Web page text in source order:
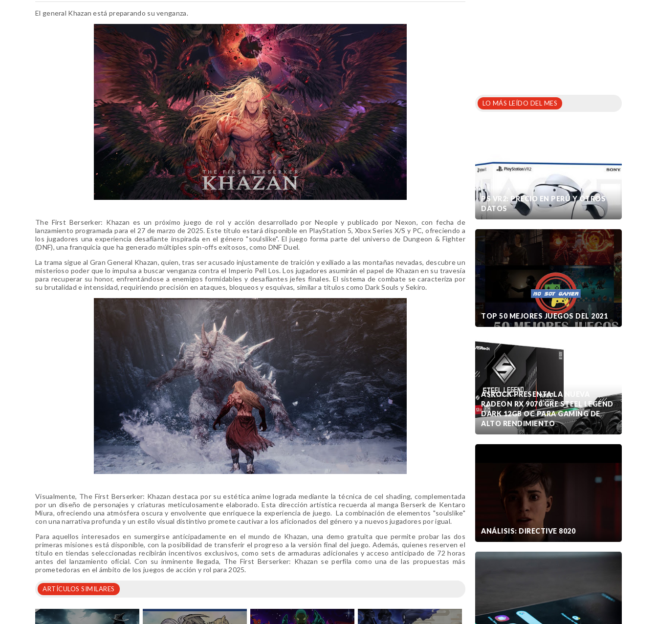
El general Khazan está preparando su venganza.
The First Berserker: Khazan es un próximo juego de rol y acción desarrollado por Neople y publicado por Nexon, con fecha de
lanzamiento programada para el 27 de marzo de 2025. Este título estará disponible en PlayStation 5, Xbox Series X/S y PC, ofreciendo a
los jugadores una experiencia desafiante inspirada en el género "soulslike". El juego forma parte del universo de Dungeon & Fighter
(DNF), una franquicia que ha generado múltiples spin-offs exitosos, como DNF Duel.
La trama sigue al Gran General Khazan, quien, tras ser acusado injustamente de traición y exiliado a las montañas nevadas, descubre un
misterioso poder que lo impulsa a buscar venganza contra el Imperio Pell Los. Los jugadores asumirán el papel de Khazan en su travesía
para recuperar su honor, enfrentándose a enemigos formidables y desafiantes jefes finales. El sistema de combate se caracteriza por
su brutalidad e intensidad, requiriendo precisión en ataques, bloqueos y esquivas, similar a títulos como Dark Souls y Sekiro.
Visualmente, The First Berserker: Khazan destaca por su estética anime lograda mediante la técnica de cel shading, complementada
por un diseño de personajes y criaturas meticulosamente elaborado. Esta dirección artística recuerda al manga Berserk de Kentaro
Miura, ofreciendo una atmósfera oscura y envolvente que enriquece la experiencia de juego. La combinación de elementos "soulslike"
con una narrativa profunda y un estilo visual distintivo promete cautivar a los aficionados del género y a nuevos jugadores por igual.
Para aquellos interesados en sumergirse anticipadamente en el mundo de Khazan, una demo gratuita que permite probar las dos
primeras misiones está disponible, con la posibilidad de transferir el progreso a la versión final del juego. Además, quienes reserven el
título en tiendas seleccionadas recibirán incentivos exclusivos, como sets de armaduras adicionales y acceso anticipado de 72 horas
antes del lanzamiento oficial. Con su inminente llegada, The First Berserker: Khazan se perfila como una de las propuestas más
prometedoras en el ámbito de los juegos de acción y rol para 2025.
ARTÍCULOS SIMILARES
LO MÁS LEÍDO DEL MES
PS VR2: PRECIO EN PERÚ Y OTROS
DATOS
TOP 50 MEJORES JUEGOS DEL 2021
ASROCK PRESENTA LA NUEVA
RADEON RX 9070 GRE STEEL LEGEND
DARK 12GB OC PARA GAMING DE
ALTO RENDIMIENTO
ANÁLISIS: DIRECTIVE 8020